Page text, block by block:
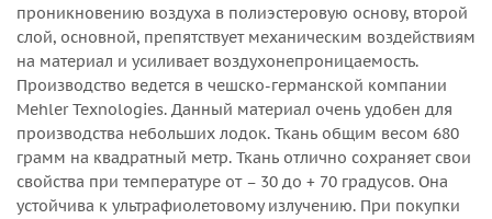
проникновению воздуха в полиэстеровую основу, второй
слой, основной, препятствует механическим воздействиям
на материал и усиливает воздухонепроницаемость.
Производство ведется в чешско-германской компании
Mehler Texnologies. Данный материал очень удобен для
производства небольших лодок. Ткань общим весом 680
грамм на квадратный метр. Ткань отлично сохраняет свои
свойства при температуре от – 30 до + 70 градусов. Она
устойчива к ультрафиолетовому излучению. При покупки